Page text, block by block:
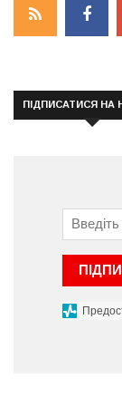
ПІДПИСАТИСЯ НА